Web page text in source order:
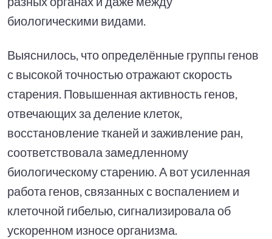
биологическими видами.
Выяснилось, что определённые группы генов
с высокой точностью отражают скорость
старения. Повышенная активность генов,
отвечающих за деление клеток,
восстановление тканей и заживление ран,
соответствовала замедленному
биологическому старению. А вот усиленная
работа генов, связанных с воспалением и
клеточной гибелью, сигнализировала об
ускоренном износе организма.